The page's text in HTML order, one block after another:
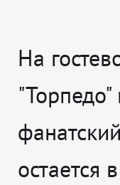
На
остается